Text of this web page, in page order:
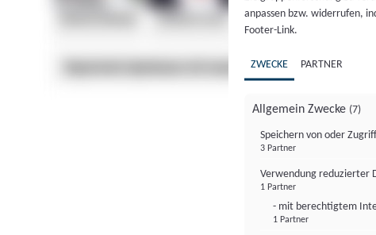
anpassen bzw. widerrufen,
Footer-Link.
ZWECKE PARTNER
Allgemein Zwecke (7)
Speichern von oder
3 Partner
Verwendung reduzierter
1 Partner
- mit berechtigtem
1 Partner